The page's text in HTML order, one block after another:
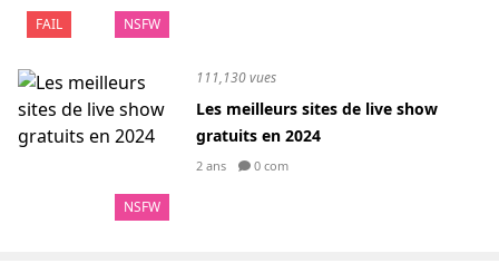
FAIL NSFW
NSFW
111,130 vues
Les meilleurs sites de live show
gratuits en 2024
2 ans 0 com